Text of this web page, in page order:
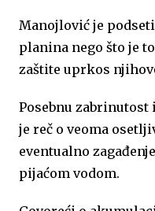
Manojlović je
planina nego što je
zaštite uprkos
Posebnu
je reč o veoma
eventualno
pijaćom vodom.